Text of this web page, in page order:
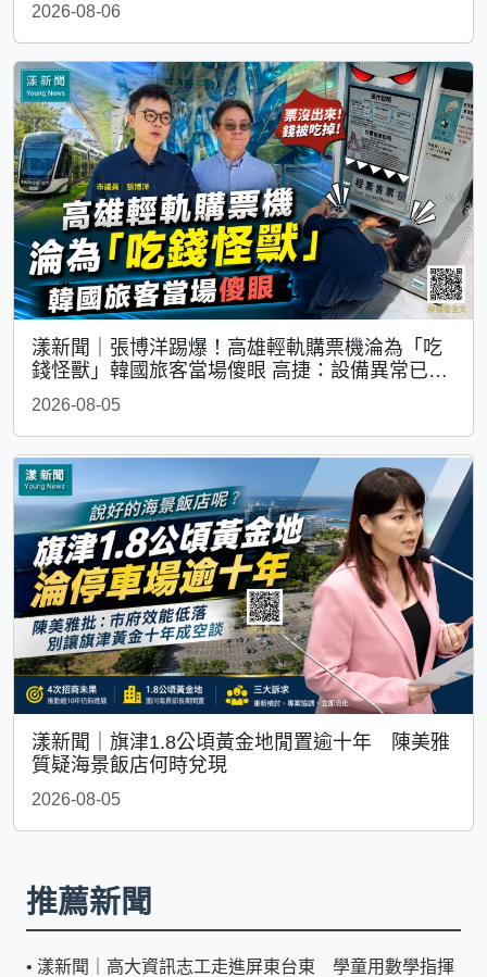
2026-08-06
漾新聞｜張博洋踢爆！高雄輕軌購票機淪為「吃
錢怪獸」韓國旅客當場傻眼 高捷：設備異常已修
復
2026-08-05
漾新聞｜旗津1.8公頃黃金地閒置逾十年 陳美雅
質疑海景飯店何時兌現
2026-08-05
推薦新聞
• 漾新聞｜高大資訊志工走進屏東台東 學童用數學指揮